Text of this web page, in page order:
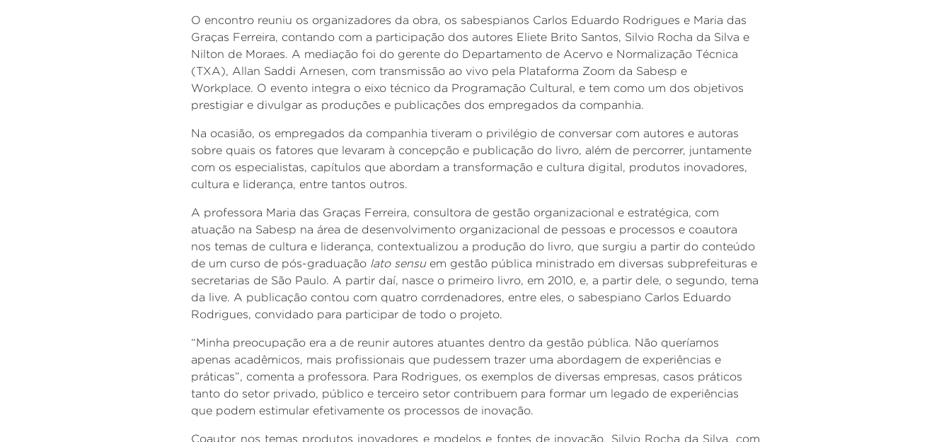
O encontro reuniu os organizadores da obra, os sabespianos Carlos Eduardo Rodrigues e Maria das
Graças Ferreira, contando com a participação dos autores Eliete Brito Santos, Silvio Rocha da Silva e
Nilton de Moraes. A mediação foi do gerente do Departamento de Acervo e Normalização Técnica
(TXA), Allan Saddi Arnesen, com transmissão ao vivo pela Plataforma Zoom da Sabesp e
Workplace. O evento integra o eixo técnico da Programação Cultural, e tem como um dos objetivos
prestigiar e divulgar as produções e publicações dos empregados da companhia.
Na ocasião, os empregados da companhia tiveram o privilégio de conversar com autores e autoras
sobre quais os fatores que levaram à concepção e publicação do livro, além de percorrer, juntamente
com os especialistas, capítulos que abordam a transformação e cultura digital, produtos inovadores,
cultura e liderança, entre tantos outros.
A professora Maria das Graças Ferreira, consultora de gestão organizacional e estratégica, com
atuação na Sabesp na área de desenvolvimento organizacional de pessoas e processos e coautora
nos temas de cultura e liderança, contextualizou a produção do livro, que surgiu a partir do conteúdo
de um curso de pós-graduação lato sensuem gestão pública ministrado em diversas subprefeituras e
secretarias de São Paulo. A partir daí, nasce o primeiro livro, em 2010, e, a partir dele, o segundo, tema
da live. A publicação contou com quatro corrdenadores, entre eles, o sabespiano Carlos Eduardo
Rodrigues, convidado para participar de todo o projeto.
“Minha preocupação era a de reunirautores atuantes dentro da gestão pública. Não queríamos
apenas acadêmicos, mais profissionais que pudessem trazer uma abordagem de experiências e
práticas”, comenta a professora. Para Rodrigues, os exemplos de diversas empresas, casos práticos
tanto do setor privado, público e terceiro setor contribuem para formar um legado de experiências
que podem estimular efetivamente os processos de inovação.
Coautor nos temas produtos inovadores e modelos e fontes de inovação, Silvio Rocha da Silva, com